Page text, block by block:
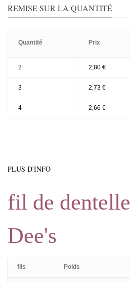
REMISE SUR LA QUANTITÉ
Quantité Prix
2 2,80 €
3 2,73 €
4 2,66 €
PLUS D'INFO
fil de
Dee's
fils Poids